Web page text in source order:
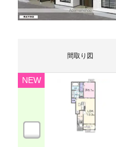
間取り図
NEW